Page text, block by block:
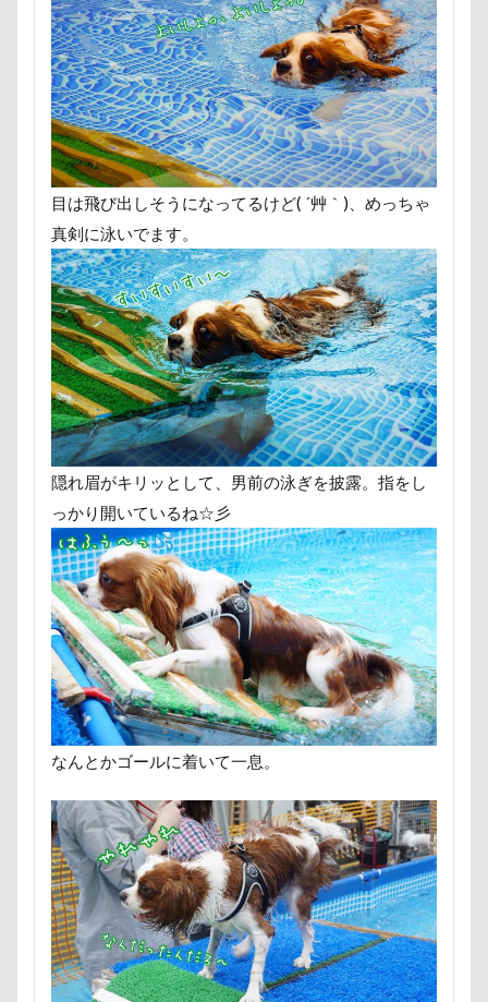
目は飛び出しそうになってるけど( ´艸｀)、めっちゃ
真剣に泳いでます。
隠れ眉がキリッとして、男前の泳ぎを披露。指をし
っかり開いているね☆彡
なんとかゴールに着いて一息。
永久歯 水元公園 毛玉
横浜港シンボルタワー
横浜港
火事
海岸 滑川市
海浜公園
海洋博公園
海ほたる
浅間牧場茶屋
浅間牧場
フィラリア症検査
15-Fifteen-
ととみちゃん
になちゃん
つつじが岡公園
つくば市
にっぽんわくわくキャラバン
ふーくん
ふわもこスヌード
ひまわり
ぬいぐるみ
ひな祭り
はなとしっぽ
はなちゃん
ぶーちゃん（Blendyくん）
ご褒美オ
しまホイ
すっとぼけ
ごんたろうくん
こそどろ部
ここちゃん
せんたろうくん
すばるん卓上カレン
すばる父
すばる母
すばる棚
すばるなクローゼット
すばるちゃん
すばる4才
すばる3才
すばる2
アゴ
アプリ
アビーちゃん
アミーゴ ワン カフェ
アクリル
アウトドア
アイリスオーヤマ
わん宿うの浜館
アンジェロくん
アート
アーキくん
アンバサダ
アリスちゃん
アンちゃん
アルジェントくん
アル3才